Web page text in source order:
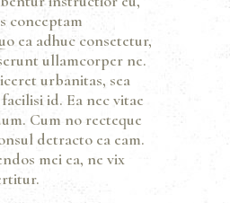
conceptam
ea adhuc consetetur,
ullamcorper ne.
urbanitas, sea
id. Ea nec vitae
Cum no recteque
detracto ea eam.
mei ea, ne vix